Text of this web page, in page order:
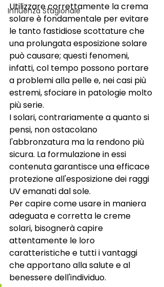
Influenza Stagionale
Utilizzare correttamente la crema
solare è fondamentale per evitare
le tanto fastidiose scottature che
una prolungata esposizione solare
può causare; questi fenomeni,
infatti, col tempo possono portare
a problemi alla pelle e, nei casi più
estremi, sfociare in patologie molto
più serie.
I solari, contrariamente a quanto si
pensi, non ostacolano
l'abbronzatura ma la rendono più
sicura. La formulazione in essi
contenuta garantisce una efficace
protezione all'esposizione dei raggi
UV emanati dal sole.
Per capire come usare in maniera
adeguata e corretta le creme
solari, bisognerà capire
attentamente le loro
caratteristiche e tutti i vantaggi
che apportano alla salute e al
benessere dell'individuo.